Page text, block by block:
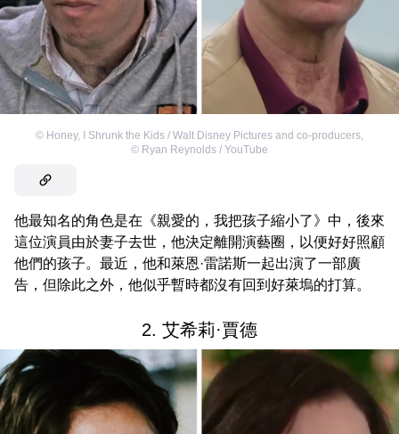
© Honey, I Shrunk the Kids / Walt Disney Pictures and co-producers,
© Ryan Reynolds / YouTube
他最知名的角色是在《親愛的，我把孩子縮小了》中，後來
這位演員由於妻子去世，他決定離開演藝圈，以便好好照顧
他們的孩子。最近，他和萊恩·雷諾斯一起出演了一部廣
告，但除此之外，他似乎暫時都沒有回到好萊塢的打算。
2. 艾希莉·賈德